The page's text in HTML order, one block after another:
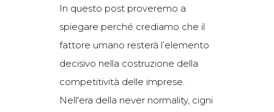
In questo post proveremo a
spiegare perché crediamo che il
fattore umano resterà l’elemento
decisivo nella costruzione della
competitività delle imprese.
Nell'era della never normality, cigni